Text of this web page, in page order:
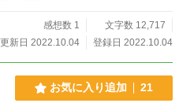
感想数 1
文字数 12,717
新日 2022.10.04
登録日 2022.10.04
お気に入り追加 21